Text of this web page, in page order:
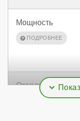
Мощность
Отапливаемая